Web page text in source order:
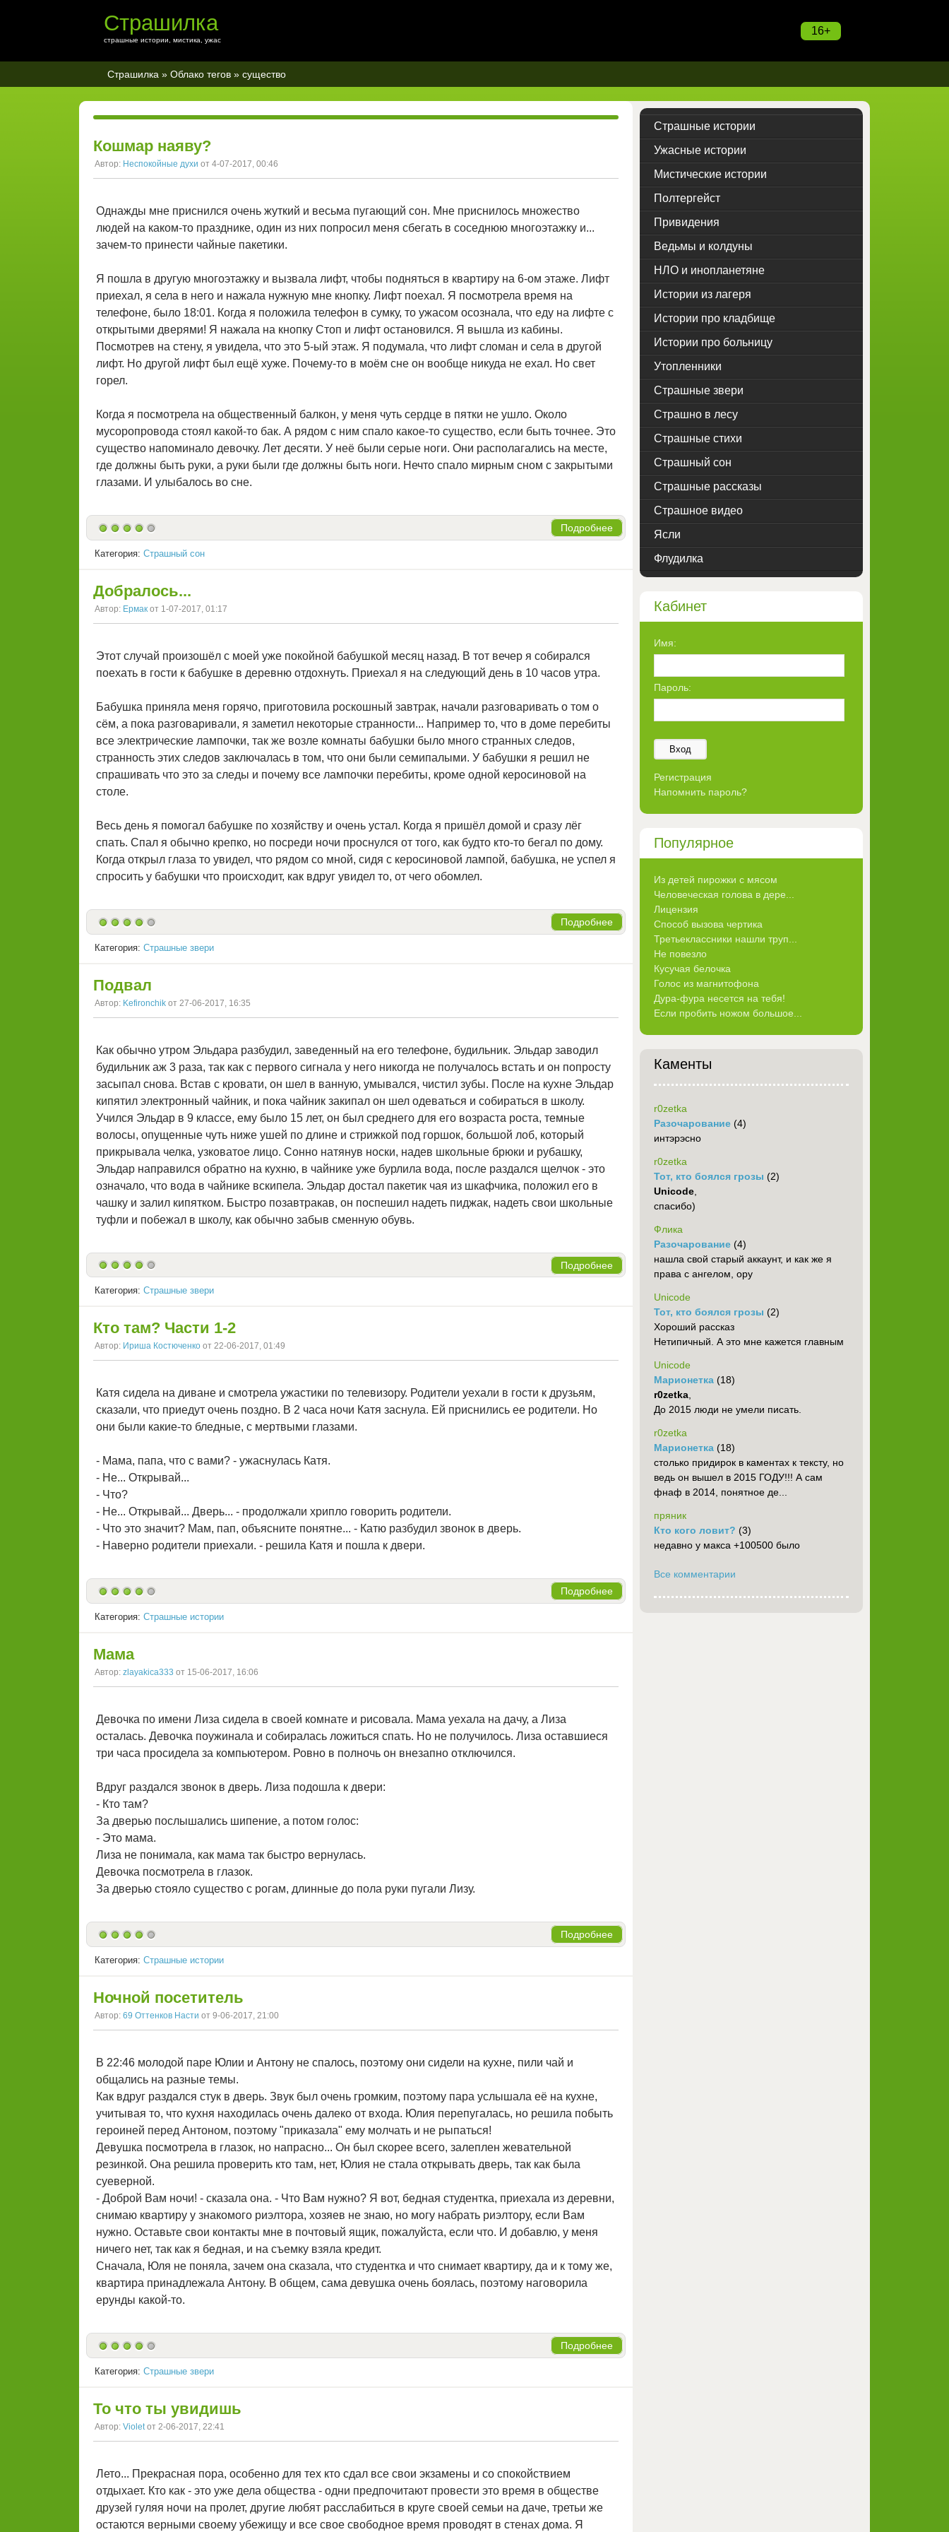
16+
Страшилка
страшные истории, мистика, ужас
Страшилка » Облако тегов » существо
Кошмар наяву?
Автор: Неспокойные духи от 4-07-2017, 00:46
Однажды мне приснился очень жуткий и весьма пугающий сон. Мне приснилось множество
людей на каком-то празднике, один из них попросил меня сбегать в соседнюю многоэтажку и...
зачем-то принести чайные пакетики.
Я пошла в другую многоэтажку и вызвала лифт, чтобы подняться в квартиру на 6-ом этаже. Лифт
приехал, я села в него и нажала нужную мне кнопку. Лифт поехал. Я посмотрела время на
телефоне, было 18:01. Когда я положила телефон в сумку, то ужасом осознала, что еду на лифте с
открытыми дверями! Я нажала на кнопку Стоп и лифт остановился. Я вышла из кабины.
Посмотрев на стену, я увидела, что это 5-ый этаж. Я подумала, что лифт сломан и села в другой
лифт. Но другой лифт был ещё хуже. Почему-то в моём сне он вообще никуда не ехал. Но свет
горел.
Когда я посмотрела на общественный балкон, у меня чуть сердце в пятки не ушло. Около
мусоропровода стоял какой-то бак. А рядом с ним спало какое-то существо, если быть точнее. Это
существо напоминало девочку. Лет десяти. У неё были серые ноги. Они располагались на месте,
где должны быть руки, а руки были где должны быть ноги. Нечто спало мирным сном с закрытыми
глазами. И улыбалось во сне.
Подробнее
Категория: Страшный сон
Добралось...
Автор: Ермак от 1-07-2017, 01:17
Этот случай произошёл с моей уже покойной бабушкой месяц назад. В тот вечер я собирался
поехать в гости к бабушке в деревню отдохнуть. Приехал я на следующий день в 10 часов утра.
Бабушка приняла меня горячо, приготовила роскошный завтрак, начали разговаривать о том о
сём, а пока разговаривали, я заметил некоторые странности... Например то, что в доме перебиты
все электрические лампочки, так же возле комнаты бабушки было много странных следов,
странность этих следов заключалась в том, что они были семипалыми. У бабушки я решил не
спрашивать что это за следы и почему все лампочки перебиты, кроме одной керосиновой на
столе.
Весь день я помогал бабушке по хозяйству и очень устал. Когда я пришёл домой и сразу лёг
спать. Спал я обычно крепко, но посреди ночи проснулся от того, как будто кто-то бегал по дому.
Когда открыл глаза то увидел, что рядом со мной, сидя с керосиновой лампой, бабушка, не успел я
спросить у бабушки что происходит, как вдруг увидел то, от чего обомлел.
Подробнее
Категория: Страшные звери
Подвал
Автор: Kefironchik от 27-06-2017, 16:35
Как обычно утром Эльдара разбудил, заведенный на его телефоне, будильник. Эльдар заводил
будильник аж 3 раза, так как с первого сигнала у него никогда не получалось встать и он попросту
засыпал снова. Встав с кровати, он шел в ванную, умывался, чистил зубы. После на кухне Эльдар
кипятил электронный чайник, и пока чайник закипал он шел одеваться и собираться в школу.
Учился Эльдар в 9 классе, ему было 15 лет, он был среднего для его возраста роста, темные
волосы, опущенные чуть ниже ушей по длине и стрижкой под горшок, большой лоб, который
прикрывала челка, узковатое лицо. Сонно натянув носки, надев школьные брюки и рубашку,
Эльдар направился обратно на кухню, в чайнике уже бурлила вода, после раздался щелчок - это
означало, что вода в чайнике вскипела. Эльдар достал пакетик чая из шкафчика, положил его в
чашку и залил кипятком. Быстро позавтракав, он поспешил надеть пиджак, надеть свои школьные
туфли и побежал в школу, как обычно забыв сменную обувь.
Подробнее
Категория: Страшные звери
Кто там? Части 1-2
Автор: Ириша Костюченко от 22-06-2017, 01:49
Катя сидела на диване и смотрела ужастики по телевизору. Родители уехали в гости к друзьям,
сказали, что приедут очень поздно. В 2 часа ночи Катя заснула. Ей приснились ее родители. Но
они были какие-то бледные, с мертвыми глазами.
- Мама, папа, что с вами? - ужаснулась Катя.
- Не... Открывай...
- Что?
- Не... Открывай... Дверь... - продолжали хрипло говорить родители.
- Что это значит? Мам, пап, объясните понятне... - Катю разбудил звонок в дверь.
- Наверно родители приехали. - решила Катя и пошла к двери.
Подробнее
Категория: Страшные истории
Мама
Автор: zlayakica333 от 15-06-2017, 16:06
Девочка по имени Лиза сидела в своей комнате и рисовала. Мама уехала на дачу, а Лиза
осталась. Девочка поужинала и собиралась ложиться спать. Но не получилось. Лиза оставшиеся
три часа просидела за компьютером. Ровно в полночь он внезапно отключился.
Вдруг раздался звонок в дверь. Лиза подошла к двери:
- Кто там?
За дверью послышались шипение, а потом голос:
- Это мама.
Лиза не понимала, как мама так быстро вернулась.
Девочка посмотрела в глазок.
За дверью стояло существо с рогам, длинные до пола руки пугали Лизу.
Подробнее
Категория: Страшные истории
Ночной посетитель
Автор: 69 Оттенков Насти от 9-06-2017, 21:00
В 22:46 молодой паре Юлии и Антону не спалось, поэтому они сидели на кухне, пили чай и
общались на разные темы.
Как вдруг раздался стук в дверь. Звук был очень громким, поэтому пара услышала её на кухне,
учитывая то, что кухня находилась очень далеко от входа. Юлия перепугалась, но решила побыть
героиней перед Антоном, поэтому "приказала" ему молчать и не рыпаться!
Девушка посмотрела в глазок, но напрасно... Он был скорее всего, залеплен жевательной
резинкой. Она решила проверить кто там, нет, Юлия не стала открывать дверь, так как была
суеверной.
- Доброй Вам ночи! - сказала она. - Что Вам нужно? Я вот, бедная студентка, приехала из деревни,
снимаю квартиру у знакомого риэлтора, хозяев не знаю, но могу набрать риэлтору, если Вам
нужно. Оставьте свои контакты мне в почтовый ящик, пожалуйста, если что. И добавлю, у меня
ничего нет, так как я бедная, и на съемку взяла кредит.
Сначала, Юля не поняла, зачем она сказала, что студентка и что снимает квартиру, да и к тому же,
квартира принадлежала Антону. В общем, сама девушка очень боялась, поэтому наговорила
ерунды какой-то.
Подробнее
Категория: Страшные звери
То что ты увидишь
Автор: Violet от 2-06-2017, 22:41
Лето... Прекрасная пора, особенно для тех кто сдал все свои экзамены и со спокойствием
отдыхает. Кто как - это уже дела общества - одни предпочитают провести это время в обществе
друзей гуляя ночи на пролет, другие любят расслабиться в круге своей семьи на даче, третьи же
остаются верными своему убежищу и все свое свободное время проводят в стенах дома. Я
Страшные истории
Ужасные истории
Мистические истории
Полтергейст
Привидения
Ведьмы и колдуны
НЛО и инопланетяне
Истории из лагеря
Истории про кладбище
Истории про больницу
Утопленники
Страшные звери
Страшно в лесу
Страшные стихи
Страшный сон
Страшные рассказы
Страшное видео
Ясли
Флудилка
Кабинет
Имя:
Пароль:
Вход
Регистрация
Напомнить пароль?
Популярное
Из детей пирожки с мясом
Человеческая голова в дере...
Лицензия
Способ вызова чертика
Третьеклассники нашли труп...
Не повезло
Кусучая белочка
Голос из магнитофона
Дура-фура несется на тебя!
Если пробить ножом большое...
Каменты
r0zetka
Разочарование (4)
интэрэсно
r0zetka
Тот, кто боялся грозы (2)
Unicode
спасибо)
Флика
Разочарование (4)
нашла свой старый аккаунт, и как же я
права с ангелом, ору
Unicode
Тот, кто боялся грозы (2)
Хороший рассказ
Нетипичный. А это мне кажется главным
Unicode
Марионетка (18)
r0zetka
До 2015 люди не умели писать.
r0zetka
Марионетка (18)
столько придирок в каментах к тексту, но
ведь он вышел в 2015 ГОДУ!!! А сам
фнаф в 2014, понятное де...
пряник
Кто кого ловит? (3)
недавно у макса +100500 было
Все комментарии